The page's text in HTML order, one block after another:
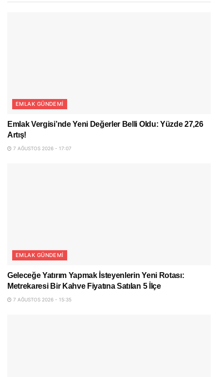
EMLAK GÜNDEMI
Emlak Vergisi’nde Yeni Değerler Belli Oldu: Yüzde 27,26
Artış!
7 AĞUSTOS 2026 - 17:07
EMLAK GÜNDEMI
Geleceğe Yatırım Yapmak İsteyenlerin Yeni Rotası:
Metrekaresi Bir Kahve Fiyatına Satılan 5 İlçe
7 AĞUSTOS 2026 - 15:35